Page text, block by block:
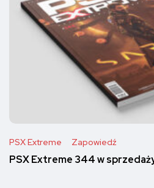
PSX Extreme Zapowiedź
PSX Extreme 344 w